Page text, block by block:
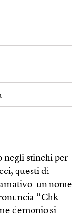
negli stinchi per
questi di
un nome
“Chk
demonio si